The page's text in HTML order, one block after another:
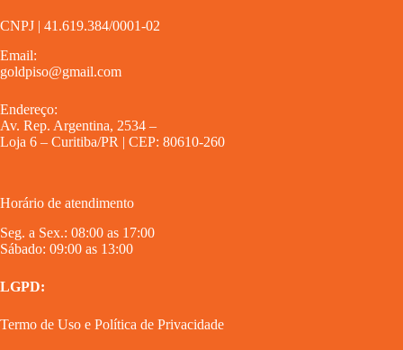
CNPJ | 41.619.384/0001-02
Email:
goldpiso@gmail.com
Endereço:
Av. Rep. Argentina, 2534 –
Loja 6 – Curitiba/PR | CEP: 80610-260
Horário de atendimento
Seg. a Sex.: 08:00 as 17:00
Sábado: 09:00 as 13:00
LGPD:
Termo de Uso e Política de Privacidade